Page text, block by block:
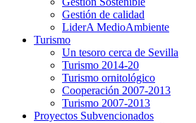
Gestión de calidad
LiderA MedioAmbiente
Turismo
Un tesoro cerca de Sevilla
Turismo 2014-20
Turismo ornitológico
Cooperación 2007-2013
Turismo 2007-2013
Proyectos Subvencionados